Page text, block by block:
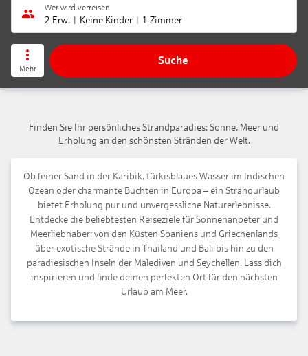
Wer wird verreisen
2 Erw. Keine Kinder 1 Zimmer
Mehr
Suche
Finden Sie Ihr persönliches Strandparadies: Sonne, Meer und
Erholung an den schönsten Stränden der Welt.
Ob feiner Sand in der Karibik, türkisblaues Wasser im Indischen
Ozean oder charmante Buchten in Europa – ein Strandurlaub
bietet Erholung pur und unvergessliche Naturerlebnisse.
Entdecke die beliebtesten Reiseziele für Sonnenanbeter und
Meerliebhaber: von den Küsten Spaniens und Griechenlands
über exotische Strände in Thailand und Bali bis hin zu den
paradiesischen Inseln der Malediven und Seychellen. Lass dich
inspirieren und finde deinen perfekten Ort für den nächsten
Urlaub am Meer.